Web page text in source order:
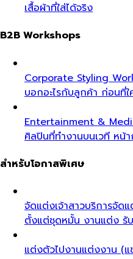
เสื้อผ้าที่ใส่ได้จริง
B2B Workshops
Corporate Styling
บอกอะไรกับลูกค้า ก่อนที่ใ
Entertainment &
ศิลปินที่ทำงานบนเวที หน้
สำหรับโอกาสพิเศษ
จัดแต่งเจ้าสาวบริการจัดแ
ตั้งแต่ชุดหมั้น งานแต่ง รั
แต่งตัวไปงานแต่งงาน (